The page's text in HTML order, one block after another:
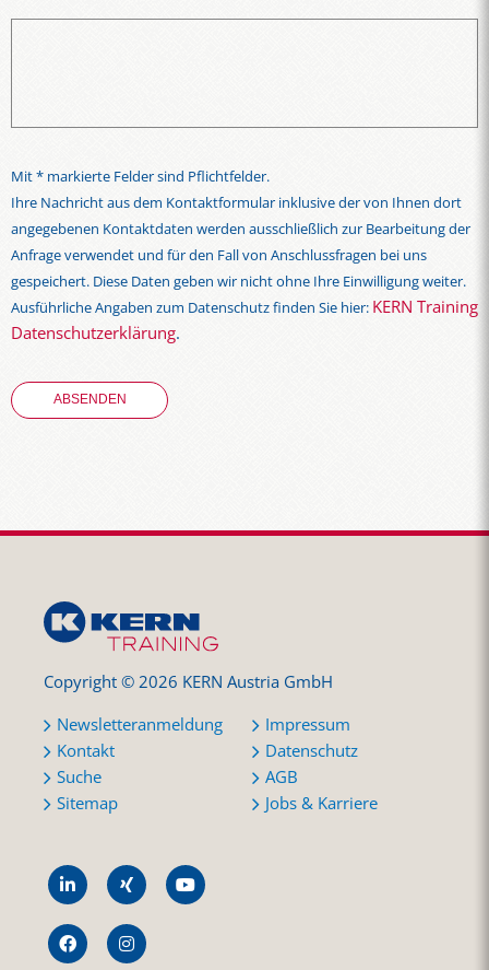
Mit * markierte Felder sind Pflichtfelder.
Ihre Nachricht aus dem Kontaktformular inklusive der von Ihnen dort
angegebenen Kontaktdaten werden ausschließlich zur Bearbeitung der
Anfrage verwendet und für den Fall von Anschlussfragen bei uns
gespeichert. Diese Daten geben wir nicht ohne Ihre Einwilligung weiter.
Ausführliche Angaben zum Datenschutz finden Sie hier: KERN Training
Datenschutzerklärung.
Copyright © 2026 KERN Austria GmbH
Newsletteranmeldung
Kontakt
Suche
Sitemap
Impressum
Datenschutz
AGB
Jobs & Karriere